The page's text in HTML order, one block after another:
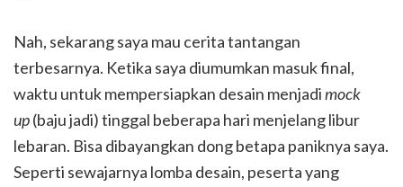
Nah, sekarang saya mau cerita tantangan
terbesarnya. Ketika saya diumumkan masuk final,
waktu untuk mempersiapkan desain menjadimock
up(baju jadi) tinggal beberapa hari menjelang libur
lebaran. Bisa dibayangkan dong betapa paniknya saya.
Seperti sewajarnya lomba desain, peserta yang